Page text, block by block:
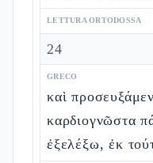
LETTURA ORTODOSSA
24
GRECO
καὶ
καρδιογνῶστα
ἐξελέξω, ἐκ